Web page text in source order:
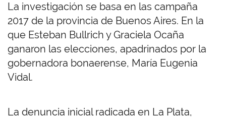
La investigación se basa en las campaña
2017 de la provincia de Buenos Aires. En la
que Esteban Bullrich y Graciela Ocaña
ganaron las elecciones, apadrinados por la
gobernadora bonaerense, María Eugenia
Vidal.
La denuncia inicial radicada en La Plata,